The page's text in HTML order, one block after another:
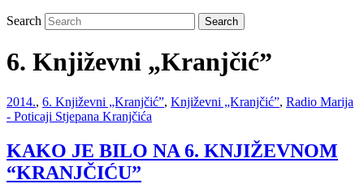
Search
6. Književni „Kranjčić”
2014., 6. Književni „Kranjčić”, Književni „Kranjčić”, Radio Marija
- Poticaji Stjepana Kranjčića
KAKO JE BILO NA 6. KNJIŽEVNOM
“KRANJČIĆU”